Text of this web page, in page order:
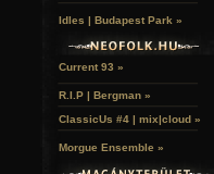
Idles | Budapest Park »
Current 93 »
R.I.P | Bergman »
ClassicUs #4 | mix|cloud »
Morgue Ensemble »